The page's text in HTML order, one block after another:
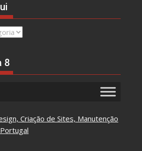
8
Criação de Sites, Manutenção